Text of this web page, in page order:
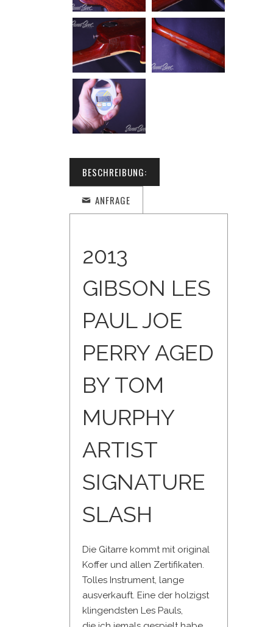
BESCHREIBUNG:
ANFRAGE
2013
GIBSON LES
PAUL JOE
PERRY AGED
BY TOM
MURPHY
ARTIST
SIGNATURE
SLASH
Die Gitarre kommt mit original
Koffer und allen Zertifikaten.
Tolles Instrument, lange
ausverkauft. Eine der holzigst
klingendsten Les Pauls,